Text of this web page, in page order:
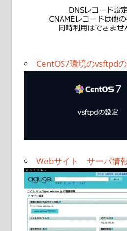
CentOS7環境のvsftpd
Webサイト サーバ情